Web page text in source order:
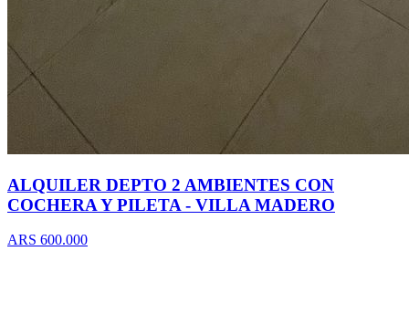
ALQUILER DEPTO 2 AMBIENTES CON
COCHERA Y PILETA - VILLA MADERO
ARS 600.000